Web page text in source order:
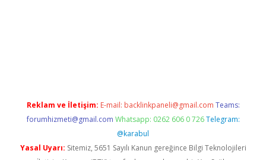
Reklam ve İletişim: E-mail: backlinkpaneli@gmail.com Teams:
forumhizmeti@gmail.com Whatsapp: 0262 606 0 726 Telegram:
@karabul
Yasal Uyarı: Sitemiz, 5651 Sayılı Kanun gereğince Bilgi Teknolojileri